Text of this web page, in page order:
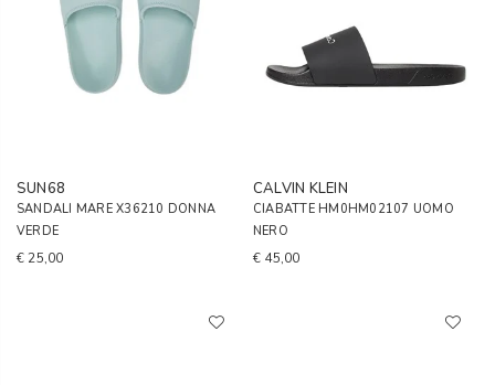
SUN68
SANDALI MARE X36210 DONNA
VERDE
€ 25,00
CALVIN KLEIN
CIABATTE HM0HM02107 UOMO
NERO
€ 45,00